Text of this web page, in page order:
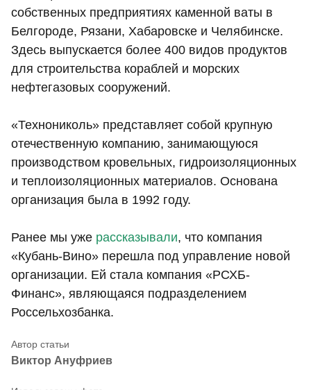
собственных предприятиях каменной ваты в
Белгороде, Рязани, Хабаровске и Челябинске.
Здесь выпускается более 400 видов продуктов
для строительства кораблей и морских
нефтегазовых сооружений.
«Технониколь» представляет собой крупную
отечественную компанию, занимающуюся
производством кровельных, гидроизоляционных
и теплоизоляционных материалов. Основана
организация была в 1992 году.
Ранее мы уже рассказывали, что компания
«Кубань-Вино» перешла под управление новой
организации. Ей стала компания «РСХБ-
Финанс», являющаяся подразделением
Россельхозбанка.
Виктор Ануфриев